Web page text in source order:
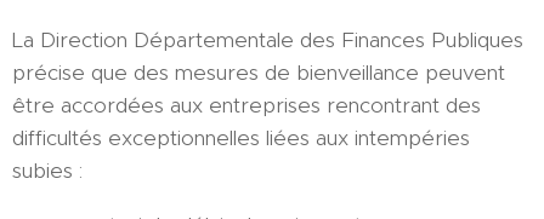
La Direction Départementale des Finances Publiques
précise que des mesures de bienveillance peuvent
être accordées aux entreprises rencontrant des
difficultés exceptionnelles liées aux intempéries
subies :